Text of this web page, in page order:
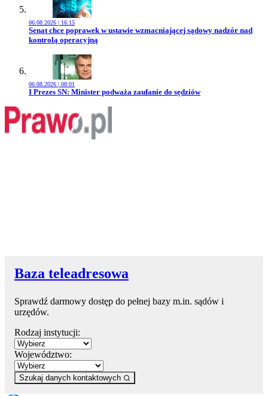
06.08.2026 | 16:15
Przejdź do artykułu:
Senat chce poprawek w ustawie wzmacniającej sądowy nadzór nad
kontrolą operacyjną
06.08.2026 | 08:01
Przejdź do artykułu:
I Prezes SN: Minister podważa zaufanie do sędziów
Baza teleadresowa
Sprawdź darmowy dostęp do pełnej bazy m.in. sądów i
urzędów.
Rodzaj instytucji:
Województwo:
Szukaj danych kontaktowych